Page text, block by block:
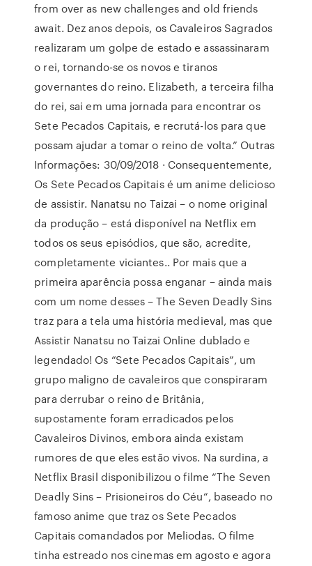
from over as new challenges and old friends
await. Dez anos depois, os Cavaleiros Sagrados
realizaram um golpe de estado e assassinaram
o rei, tornando-se os novos e tiranos
governantes do reino. Elizabeth, a terceira filha
do rei, sai em uma jornada para encontrar os
Sete Pecados Capitais, e recrutá-los para que
possam ajudar a tomar o reino de volta.” Outras
Informações: 30/09/2018 · Consequentemente,
Os Sete Pecados Capitais é um anime delicioso
de assistir. Nanatsu no Taizai – o nome original
da produção – está disponível na Netflix em
todos os seus episódios, que são, acredite,
completamente viciantes.. Por mais que a
primeira aparência possa enganar – ainda mais
com um nome desses – The Seven Deadly Sins
traz para a tela uma história medieval, mas que
Assistir Nanatsu no Taizai Online dublado e
legendado! Os “Sete Pecados Capitais”, um
grupo maligno de cavaleiros que conspiraram
para derrubar o reino de Britânia,
supostamente foram erradicados pelos
Cavaleiros Divinos, embora ainda existam
rumores de que eles estão vivos. Na surdina, a
Netflix Brasil disponibilizou o filme “The Seven
Deadly Sins – Prisioneiros do Céu“, baseado no
famoso anime que traz os Sete Pecados
Capitais comandados por Meliodas. O filme
tinha estreado nos cinemas em agosto e agora